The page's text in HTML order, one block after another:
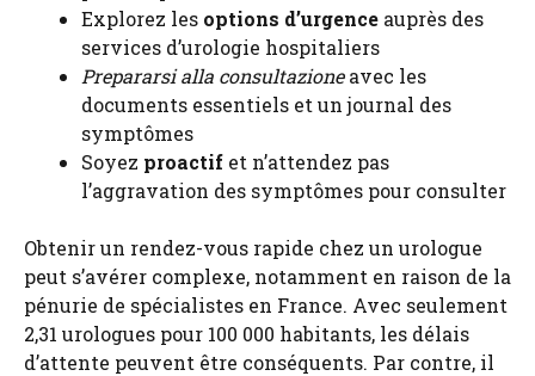
Explorez les options d’urgence auprès des
services d’urologie hospitaliers
Prepararsi alla consultazioneavec les
documents essentiels et un journal des
symptômes
Soyez proactif et n’attendez pas
l’aggravation des symptômes pour consulter
Obtenir un rendez-vous rapide chez un urologue
peut s’avérer complexe, notamment en raison de la
pénurie de spécialistes en France. Avec seulement
2,31 urologues pour 100 000 habitants, les délais
d’attente peuvent être conséquents. Par contre, il